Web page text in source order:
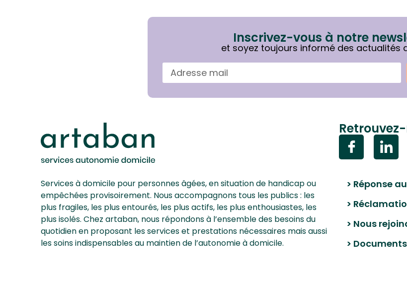
Inscrivez-vous à notre
et soyez toujours informé des actualités
Services à domicile pour personnes âgées, en situation de handicap ou
empêchées provisoirement. Nous accompagnons tous les publics : les
plus fragiles, les plus entourés, les plus actifs, les plus enthousiastes, les
plus isolés. Chez artaban, nous répondons à l’ensemble des besoins du
quotidien en proposant les services et prestations nécessaires mais aussi
les soins indispensables au maintien de l’autonomie à domicile.
> Réponse
>
> Nous
>